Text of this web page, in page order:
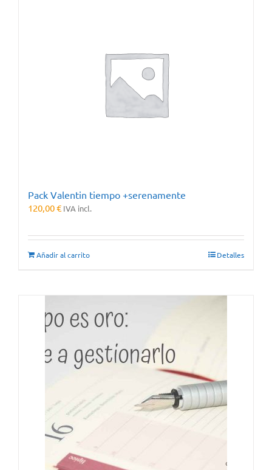
Pack Valentin tiempo +serenamente
120,00€ IVA incl.
Añadir al carrito Detalles